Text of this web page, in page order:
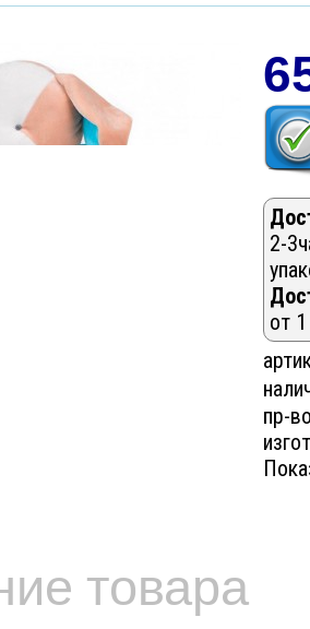
2-
от
пр-
товара